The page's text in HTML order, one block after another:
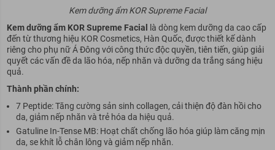
Kem dưỡng ẩm KOR Supreme Facial
Kem dưỡng ẩm KOR Supreme Facial
là dòng kem dưỡng da cao cấp
đến từ thương hiệu KOR Cosmetics, Hàn Quốc, được thiết kế dành
riêng cho phụ nữ Á Đông với công thức độc quyền, tiên tiến, giúp giải
quyết các vấn đề da lão hóa, nếp nhăn và dưỡng da trắng sáng hiệu
quả.
Thành phần chính:
7 Peptide: Tăng cường sản sinh collagen, cải thiện độ đàn hồi cho
da, giảm nếp nhăn và trẻ hóa da hiệu quả.
Gatuline In-Tense MB: Hoạt chất chống lão hóa giúp làm căng mịn
da, se khít lỗ chân lông và giảm nếp nhăn.